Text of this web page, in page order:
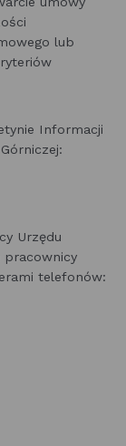
lub
Informacji
Urzędu
pracownicy
telefonów: